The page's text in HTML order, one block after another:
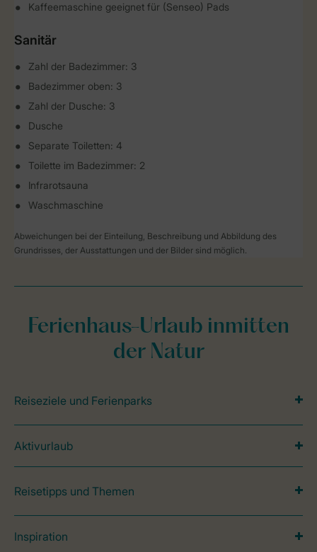
Kaffeemaschine geeignet für (Senseo) Pads
Sanitär
Zahl der Badezimmer: 3
Badezimmer oben: 3
Zahl der Dusche: 3
Dusche
Separate Toiletten: 4
Toilette im Badezimmer: 2
Infrarotsauna
Waschmaschine
Abweichungen bei der Einteilung, Beschreibung und Abbildung des
Grundrisses, der Ausstattungen und der Bilder sind möglich.
Ferienhaus-Urlaub inmitten
der Natur
Reiseziele und Ferienparks
Aktivurlaub
Reisetipps und Themen
Inspiration